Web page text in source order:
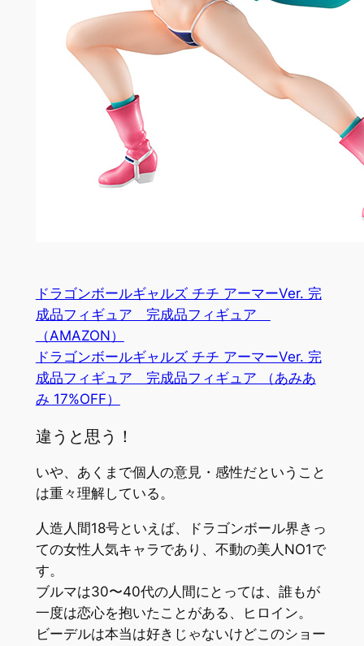
ドラゴンボールギャルズ チチ アーマーVer. 完
成品フィギュア 完成品フィギュア
（AMAZON）
ドラゴンボールギャルズ チチ アーマーVer. 完
成品フィギュア 完成品フィギュア （あみあ
み 17%OFF）
違うと思う！
いや、あくまで個人の意見・感性だということ
は重々理解している。
人造人間18号といえば、ドラゴンボール界きっ
ての女性人気キャラであり、不動の美人NO1で
す。
ブルマは30〜40代の人間にとっては、誰もが
一度は恋心を抱いたことがある、ヒロイン。
ビーデルは本当は好きじゃないけどこのショー